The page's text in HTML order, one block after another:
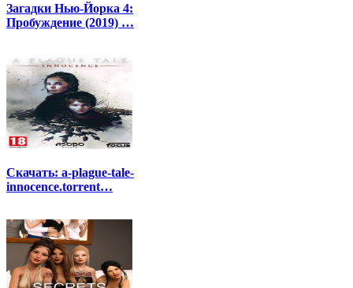
Загадки Нью-Йорка 4:
Пробуждение (2019) …
Скачать: a-plague-tale-
innocence.torrent…